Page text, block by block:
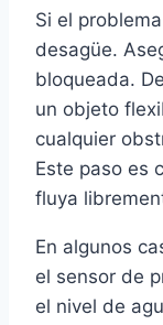
Si el
desagüe.
bloqueada.
un objeto
cualquier
Este paso es
fluya
En algunos
el sensor de
el nivel de